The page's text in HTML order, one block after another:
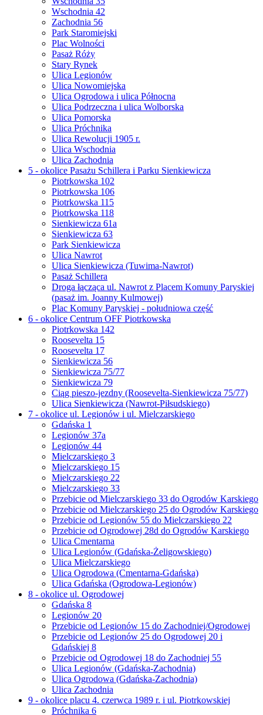
Wschodnia 42
Zachodnia 56
Park Staromiejski
Plac Wolności
Pasaż Róży
Stary Rynek
Ulica Legionów
Ulica Nowomiejska
Ulica Ogrodowa i ulica Północna
Ulica Podrzeczna i ulica Wolborska
Ulica Pomorska
Ulica Próchnika
Ulica Rewolucji 1905 r.
Ulica Wschodnia
Ulica Zachodnia
5 - okolice Pasażu Schillera i Parku Sienkiewicza
Piotrkowska 102
Piotrkowska 106
Piotrkowska 115
Piotrkowska 118
Sienkiewicza 61a
Sienkiewicza 63
Park Sienkiewicza
Ulica Nawrot
Ulica Sienkiewicza (Tuwima-Nawrot)
Pasaż Schillera
Droga łącząca ul. Nawrot z Placem Komuny Paryskiej
(pasaż im. Joanny Kulmowej)
Plac Komuny Paryskiej - południowa część
6 - okolice Centrum OFF Piotrkowska
Piotrkowska 142
Roosevelta 15
Roosevelta 17
Sienkiewicza 56
Sienkiewicza 75/77
Sienkiewicza 79
Ciąg pieszo-jezdny (Roosevelta-Sienkiewicza 75/77)
Ulica Sienkiewicza (Nawrot-Piłsudskiego)
7 - okolice ul. Legionów i ul. Mielczarskiego
Gdańska 1
Legionów 37a
Legionów 44
Mielczarskiego 3
Mielczarskiego 15
Mielczarskiego 22
Mielczarskiego 33
Przebicie od Mielczarskiego 33 do Ogrodów Karskiego
Przebicie od Mielczarskiego 25 do Ogrodów Karskiego
Przebicie od Legionów 55 do Mielczarskiego 22
Przebicie od Ogrodowej 28d do Ogrodów Karskiego
Ulica Cmentarna
Ulica Legionów (Gdańska-Żeligowskiego)
Ulica Mielczarskiego
Ulica Ogrodowa (Cmentarna-Gdańska)
Ulica Gdańska (Ogrodowa-Legionów)
8 - okolice ul. Ogrodowej
Gdańska 8
Legionów 20
Przebicie od Legionów 15 do Zachodniej/Ogrodowej
Przebicie od Legionów 25 do Ogrodowej 20 i
Gdańskiej 8
Przebicie od Ogrodowej 18 do Zachodniej 55
Ulica Legionów (Gdańska-Zachodnia)
Ulica Ogrodowa (Gdańska-Zachodnia)
Ulica Zachodnia
9 - okolice placu 4. czerwca 1989 r. i ul. Piotrkowskiej
Próchnika 6